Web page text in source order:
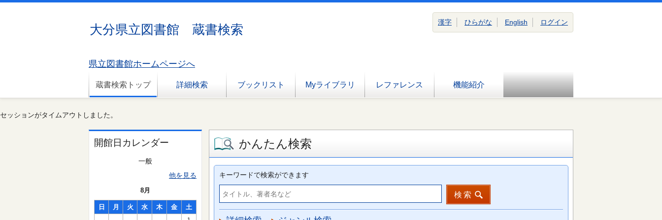
大分県立図書館 蔵書検索
県立図書館ホームページへ
蔵書検索トップ 詳細検索 ブックリスト Myライブラリ レファレンス 機能紹介
漢字 ひらがな English ログイン
セッションがタイムアウトしました。
開館日カレンダー
一般
他を見る
8月
日 月 火 水 木 金 土
かんたん検索
キーワードで検索ができます
検索